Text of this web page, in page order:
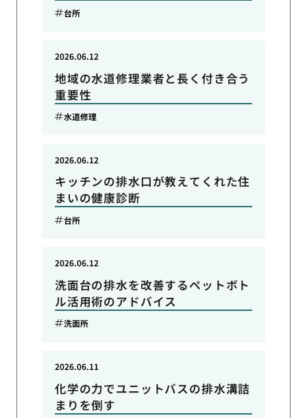
台所
地域の水道修理業者と長く付き合う
重要性
2026.06.12
水道修理
キッチンの排水口が教えてくれた住
まいの健康診断
2026.06.12
台所
洗面台の排水を改善するペットボト
ル活用術のアドバイス
2026.06.12
洗面所
化学の力でユニットバスの排水溝詰
まりを倒す
2026.06.11